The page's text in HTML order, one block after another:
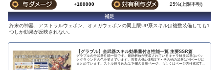
+100000 25%(上限不明)
補足
終末の神器、アストラルウェポン、オメガウェポンの同上限UP系スキルは複数装備しても1
つしか効果が反映されない。
【グラブル】全武器スキル効果量付き性能一覧 主要SSR篇
グラブルの全武器性能一覧です。最終解放が実装されているキャラ解放武器はバッ
クグラウンドの色を変えています。需要の低いSR以下・その他の武器は別ページに
まとめています。スキル絞り込みは下欄の専用ページ、もしくはページ内検索(CTRL